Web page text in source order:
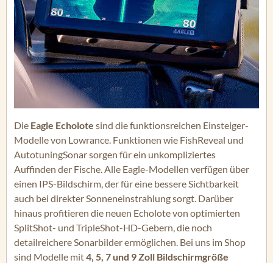
Die Eagle Echolote sind die funktionsreichen Einsteiger-
Modelle von Lowrance. Funktionen wie FishReveal und
AutotuningSonar sorgen für ein unkompliziertes
Auffinden der Fische. Alle Eagle-Modellen verfügen über
einen IPS-Bildschirm, der für eine bessere Sichtbarkeit
auch bei direkter Sonneneinstrahlung sorgt. Darüber
hinaus profitieren die neuen Echolote von optimierten
SplitShot- und TripleShot-HD-Gebern, die noch
detailreichere Sonarbilder ermöglichen. Bei uns im Shop
sind Modelle mit4, 5, 7 und 9 Zoll Bildschirmgröße